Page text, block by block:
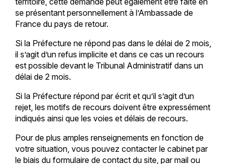
se présentant personnellement à l’Ambassade de
France du pays de retour.
Si la Préfecture ne répond pas dans le délai de 2 mois,
il s’agit d’un refus implicite et dans ce cas un recours
est possible devant le Tribunal Administratif dans un
délai de 2 mois.
Si la Préfecture répond par écrit et qu’il s’agit d’un
rejet, les motifs de recours doivent être expressément
indiqués ainsi que les voies et délais de recours.
Pour de plus amples renseignements en fonction de
votre situation, vous pouvez contacter le cabinet par
le biais du formulaire de contact du site, par mail ou